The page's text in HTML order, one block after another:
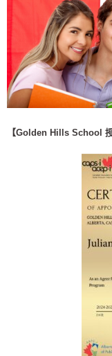
【Golden Hills School